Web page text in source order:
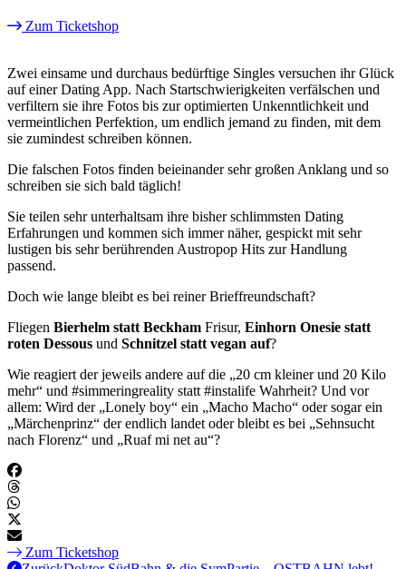
Zum Ticketshop
Zwei einsame und durchaus bedürftige Singles versuchen ihr Glück
auf einer Dating App. Nach Startschwierigkeiten verfälschen und
verfiltern sie ihre Fotos bis zur optimierten Unkenntlichkeit und
vermeintlichen Perfektion, um endlich jemand zu finden, mit dem
sie zumindest schreiben können.
Die falschen Fotos finden beieinander sehr großen Anklang und so
schreiben sie sich bald täglich!
Sie teilen sehr unterhaltsam ihre bisher schlimmsten Dating
Erfahrungen und kommen sich immer näher, gespickt mit sehr
lustigen bis sehr berührenden Austropop Hits zur Handlung
passend.
Doch wie lange bleibt es bei reiner Brieffreundschaft?
Fliegen Bierhelm statt Beckham Frisur, Einhorn Onesie statt
roten Dessous und Schnitzel statt vegan auf?
Wie reagiert der jeweils andere auf die „20 cm kleiner und 20 Kilo
mehr“ und #simmeringreality statt #instalife Wahrheit? Und vor
allem: Wird der „Lonely boy“ ein „Macho Macho“ oder sogar ein
„Märchenprinz“ der endlich landet oder bleibt es bei „Sehnsucht
nach Florenz“ und „Ruaf mi net au“?
Zum Ticketshop